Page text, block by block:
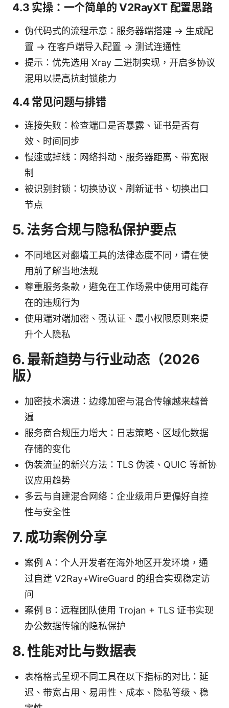
4.3 实操：一个简单的 V2RayXT 配置思路
伪代码式的流程示意：服务器端搭建 -> 生成配
置 -> 在客户端导入配置 -> 测试连通性
提示：优先选用 Xray 二进制实现，开启多协议
混用以提高抗封锁能力
4.4 常见问题与排错
连接失败：检查端口是否暴露、证书是否有
效、时间同步
慢速或掉线：网络抖动、服务器距离、带宽限
制
被识别封锁：切换协议、刷新证书、切换出口
节点
5. 法务合规与隐私保护要点
不同地区对翻墙工具的法律态度不同，请在使
用前了解当地法规
尊重服务条款，避免在工作场景中使用可能存
在的违规行为
使用端对端加密、强认证、最小权限原则来提
升个人隐私
6. 最新趋势与行业动态（2026
版）
加密技术演进：边缘加密与混合传输越来越普
遍
服务商合规压力增大：日志策略、区域化数据
存储的变化
伪装流量的新兴方法：TLS 伪装、QUIC 等新协
议应用趋势
多云与自建混合网络：企业级用户更偏好自控
性与安全性
7. 成功案例分享
案例 A：个人开发者在海外地区开发环境，通
过自建 V2Ray+WireGuard 的组合实现稳定访
问
案例 B：远程团队使用 Trojan + TLS 证书实现
办公数据传输的隐私保护
8. 性能对比与数据表
表格格式呈现不同工具在以下指标的对比：延
迟、带宽占用、易用性、成本、隐私等级、稳